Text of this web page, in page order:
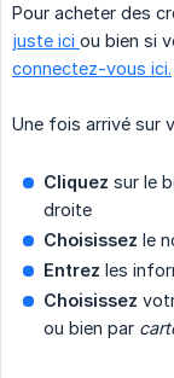
Pour acheter des
juste ici ou bien si
connectez-vous ici.
Une fois arrivé sur
Cliquez sur le
droite
Choisissez le
Entrez les
Choisissez
ou bien par